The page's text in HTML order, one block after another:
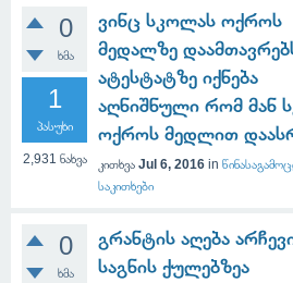
0
ხმა
1
პასუხი
2,931 ნახვა
ვინც სკოლას ოქროს
მედალზე
ატესტატზე იქნება
აღნიშნული რომ მან
ოქროს მედლით
კითხვა Jul 6, 2016 in
საკითხები
0
ხმა
გრანტის აღება
საგნის ქულებზეა